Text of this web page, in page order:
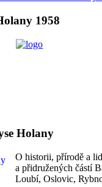
1958
Holany
O historii, přírodě a
a přidružených částí
Loubí, Oslovic,